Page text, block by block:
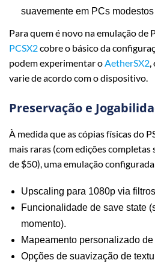
suavemente em PCs
Para quem é novo na emulação de
PCSX2cobre o básico da
podem experimentar oAetherSX2,
varie de acordo com o dispositivo.
Preservação e
À medida que as cópias físicas do
mais raras (com edições
de $50), uma emulação
Upscaling para 1080p via
Funcionalidade de save state
momento).
Mapeamento personalizado
Opções de suavização de